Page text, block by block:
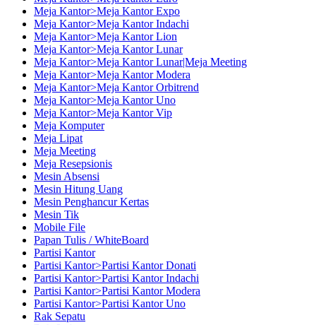
Meja Kantor>Meja Kantor Expo
Meja Kantor>Meja Kantor Indachi
Meja Kantor>Meja Kantor Lion
Meja Kantor>Meja Kantor Lunar
Meja Kantor>Meja Kantor Lunar|Meja Meeting
Meja Kantor>Meja Kantor Modera
Meja Kantor>Meja Kantor Orbitrend
Meja Kantor>Meja Kantor Uno
Meja Kantor>Meja Kantor Vip
Meja Komputer
Meja Lipat
Meja Meeting
Meja Resepsionis
Mesin Absensi
Mesin Hitung Uang
Mesin Penghancur Kertas
Mesin Tik
Mobile File
Papan Tulis / WhiteBoard
Partisi Kantor
Partisi Kantor>Partisi Kantor Donati
Partisi Kantor>Partisi Kantor Indachi
Partisi Kantor>Partisi Kantor Modera
Partisi Kantor>Partisi Kantor Uno
Rak Sepatu